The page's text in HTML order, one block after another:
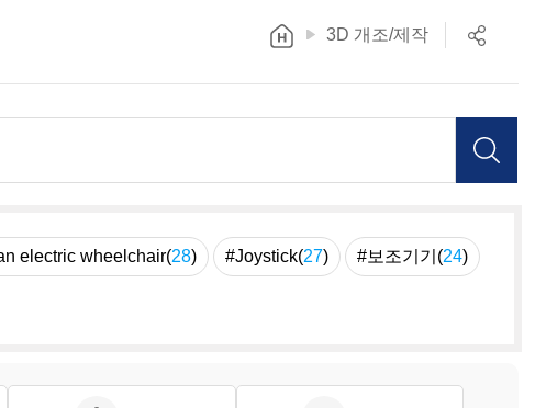
3D 개조/제작
electric wheelchair(28) #Joystick(27) #보조기기(24)